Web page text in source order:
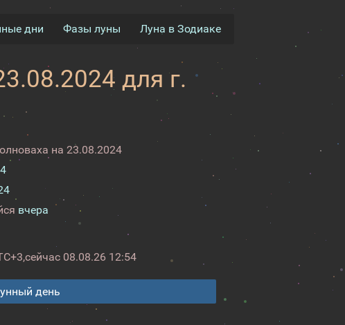
дни Фазы луны Луна в Зодиаке
для г.
на 23.08.2024
вчера
сейчас 08.08.26 12:54
день